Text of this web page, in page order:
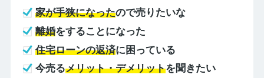
家が手狭になったので売りたいな
離婚をすることになった
住宅ローンの返済に困っている
今売るメリット・デメリットを聞きたい